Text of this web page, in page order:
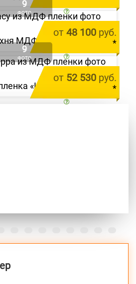
цена за 1 м.п.
9
ФОТО
от 48 100 руб.
*
цена за 1 м.п.
МДФ пленка «Миасу»
9
ФОТО
от 52 530 руб.
*
«Шутерра»
Salvia